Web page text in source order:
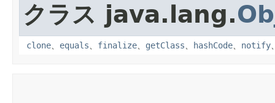
クラス java.lang.
clone、 equals、 finalize、 getClass、 hashCode、 notify